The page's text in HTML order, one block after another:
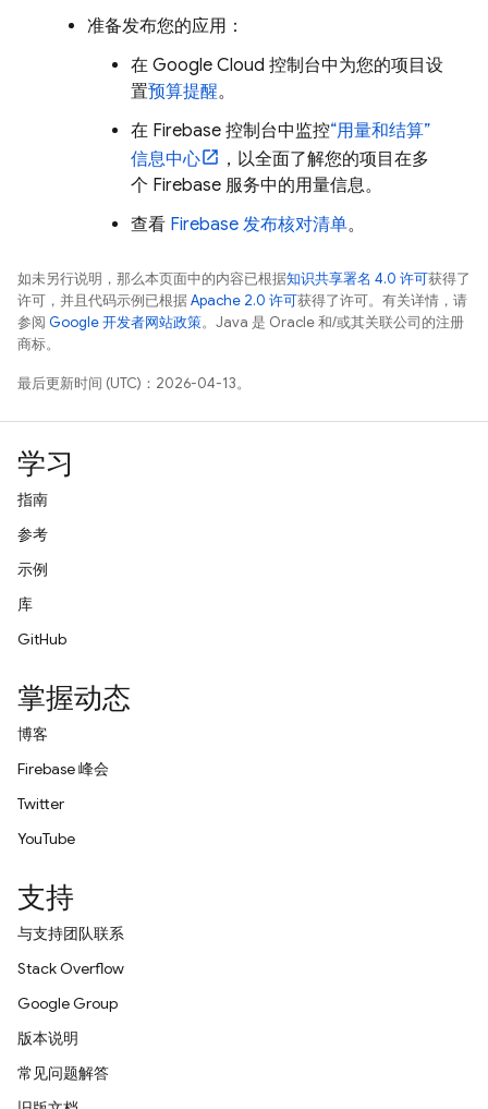
准备发布您的应用：
在 Google Cloud 控制台中为您的项目设
置预算提醒。
在 Firebase 控制台中监控“用量和结算”
信息中心
，以全面了解您的项目在多
个 Firebase 服务中的用量信息。
查看 Firebase 发布核对清单。
如未另行说明，那么本页面中的内容已根据知识共享署名 4.0 许可获得了
许可，并且代码示例已根据Apache 2.0 许可获得了许可。有关详情，请
参阅 Google 开发者网站政策。Java 是 Oracle 和/或其关联公司的注册
商标。
最后更新时间 (UTC)：2026-04-13。
学习
指南
参考
示例
库
GitHub
掌握动态
博客
Firebase 峰会
Twitter
YouTube
支持
与支持团队联系
Stack Overflow
Google Group
版本说明
常见问题解答